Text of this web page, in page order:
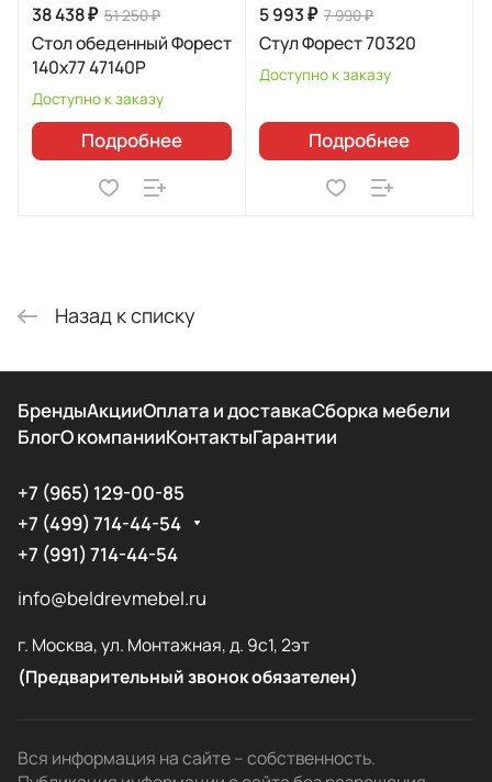
38 438 ₽ 51 250 ₽
Стол обеденный Форест
140х77 47140Р
Доступно к заказу
Подробнее
5 993 ₽ 7 990 ₽
Стул Форест 70320
Доступно к заказу
Подробнее
Назад к списку
БрендыАкцииОплата и доставкаСборка мебели
БлогО компанииКонтактыГарантии
+7 (965) 129-00-85
+7 (499) 714-44-54
+7 (991) 714-44-54
info@beldrevmebel.ru
г. Москва, ул. Монтажная, д. 9с1, 2эт
(Предварительный звонок обязателен)
Вся информация на сайте – собственность.